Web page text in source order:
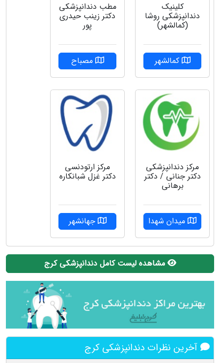
کلینیک
دندانپزشکی روشا
(کمالشهر)
کمالشهر
مطب دندانپزشکی
دکتر زینب حیدری
پور
مصباح
مرکز دندانپزشکی
دکتر جنانی / دکتر
برهانی
میدان شهدا
مركز ارتودنسى
دكتر غزل شبانكاره
جهانشهر
مشاهده لیست کامل دندانپزشکی کرج
آخرین نظرات دندانپزشکی کرج